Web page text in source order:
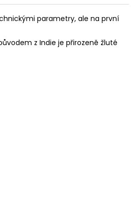
parametry, ale na první
z Indie je přirozeně žluté